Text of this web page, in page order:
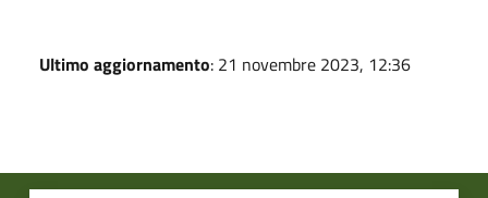
Ultimo aggiornamento: 21 novembre 2023, 12:36